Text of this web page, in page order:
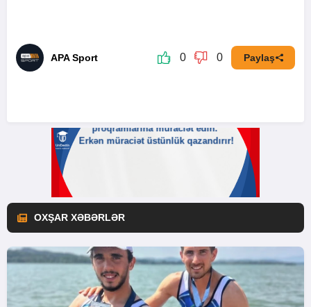
APA Sport 0 0 Paylaş
OXŞAR XƏBƏRLƏR